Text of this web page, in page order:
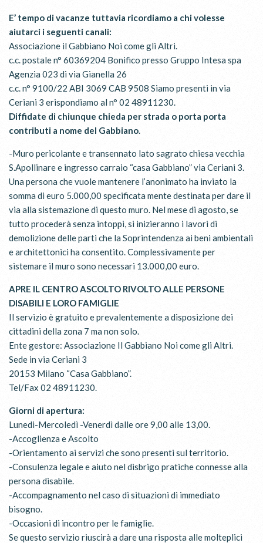
E’ tempo di vacanze tuttavia ricordiamo a chi volesse
aiutarci i seguenti canali:
Associazione il Gabbiano Noi come gli Altri.
c.c. postale n° 60369204 Bonifico presso Gruppo Intesa spa
Agenzia 023 di via Gianella 26
c.c. n° 9100/22 ABI 3069 CAB 9508 Siamo presenti in via
Ceriani 3 erispondiamo al n° 02 48911230.
Diffidate di chiunque chieda per strada o porta porta
contributi a nome del Gabbiano.
-Muro pericolante e transennato lato sagrato chiesa vecchia
S.Apollinare e ingresso carraio “casa Gabbiano” via Ceriani 3.
Una persona che vuole mantenere l’anonimato ha inviato la
somma di euro 5.000,00 specificata mente destinata per dare il
via alla sistemazione di questo muro. Nel mese di agosto, se
tutto procederà senza intoppi, si inizieranno i lavori di
demolizione delle parti che la Soprintendenza ai beni ambientali
e architettonici ha consentito. Complessivamente per
sistemare il muro sono necessari 13.000,00 euro.
APRE IL CENTRO ASCOLTO RIVOLTO ALLE PERSONE
DISABILI E LORO FAMIGLIE
Il servizio è gratuito e prevalentemente a disposizione dei
cittadini della zona 7 ma non solo.
Ente gestore: Associazione Il Gabbiano Noi come gli Altri.
Sede in via Ceriani 3
20153 Milano “Casa Gabbiano”.
Tel/Fax 02 48911230.
Giorni di apertura:
Lunedi-Mercoledì -Venerdì dalle ore 9,00 alle 13,00.
-Accoglienza e Ascolto
-Orientamento ai servizi che sono presenti sul territorio.
-Consulenza legale e aiuto nel disbrigo pratiche connesse alla
persona disabile.
-Accompagnamento nel caso di situazioni di immediato
bisogno.
-Occasioni di incontro per le famiglie.
Se questo servizio riuscirà a dare una risposta alle molteplici